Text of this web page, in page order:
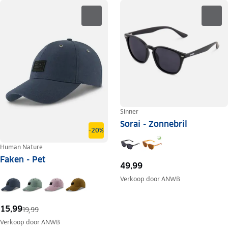
-20%
Human Nature
Faken - Pet
15,9919,99
Verkoop doorANWB
Sinner
Sorai - Zonnebril
49,99
Verkoop doorANWB